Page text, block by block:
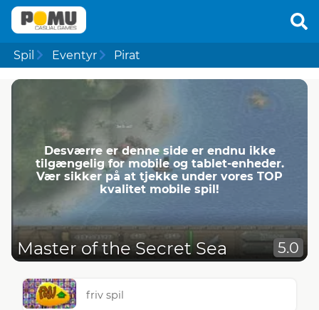
Spil Eventyr Pirat
Desværre er denne side er endnu ikke
tilgængelig for mobile og tablet-enheder.
Vær sikker på at tjekke under vores TOP
kvalitet mobile spil!
Master of the Secret Sea 5.0
friv spil